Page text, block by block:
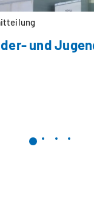
und